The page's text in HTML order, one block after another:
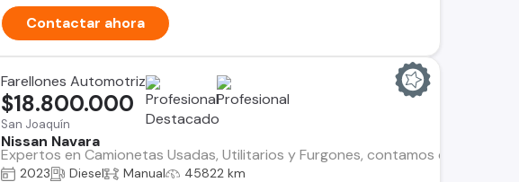
Contactar ahora
Farellones Automotriz
San Joaquín
Nissan Navara
Expertos en Camionetas Usadas, Utilitarios y Furgones, contamos con el
$18.800.000
2023 Diesel Manual 45822 km